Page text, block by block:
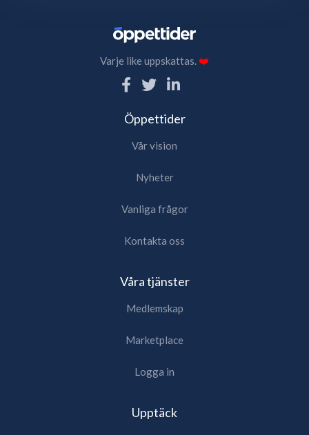
Varje like uppskattas.❤️
Öppettider
Vår vision
Nyheter
Vanliga frågor
Kontakta oss
Våra tjänster
Medlemskap
Marketplace
Logga in
Upptäck